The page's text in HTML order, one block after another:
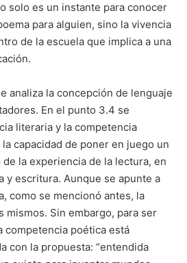
solo es un instante para conocer
para alguien, sino la vivencia
de la escuela que implica a una
analiza la concepción de lenguaje
En el punto 3.4 se
literaria y la competencia
capacidad de poner en juego un
la experiencia de la lectura, en
y escritura. Aunque se apunte a
como se mencionó antes, la
mismos. Sin embargo, para ser
competencia poética está
con la propuesta: “entendida